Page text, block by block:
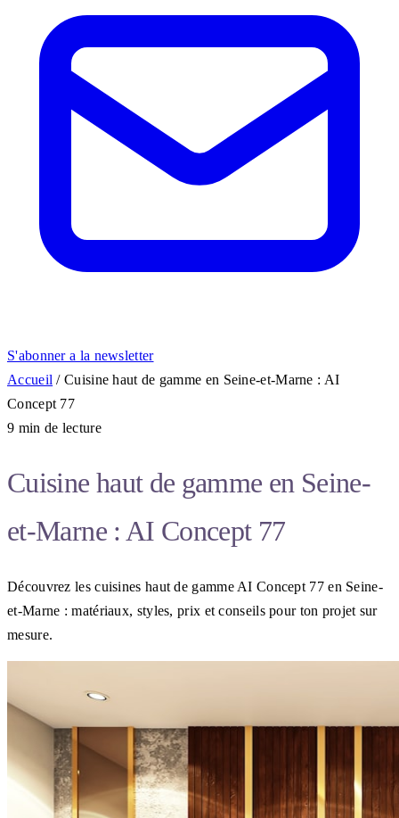
S'abonner a la newsletter
Accueil / Cuisine haut de gamme en Seine-et-Marne : AI
Concept 77
9 min de lecture
Cuisine haut de gamme en Seine-
et-Marne : AI Concept 77
Découvrez les cuisines haut de gamme AI Concept 77 en Seine-
et-Marne : matériaux, styles, prix et conseils pour ton projet sur
mesure.